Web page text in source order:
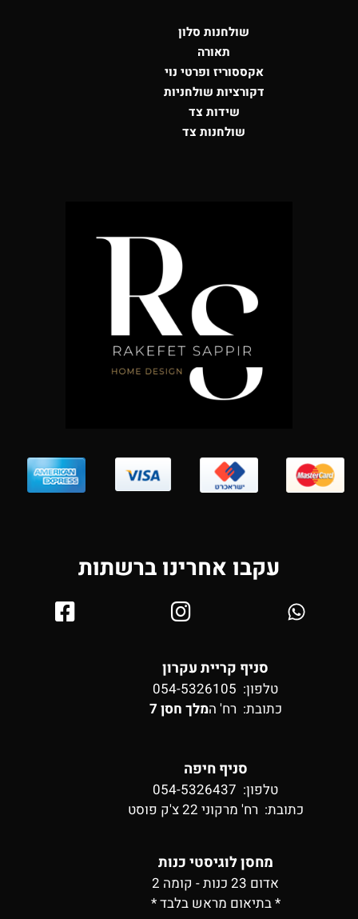
שולחנות סלון
תאורה
אקססוריז ופרטי נוי
דקורציות שולחניות
שידות צד
שולחנות צד
עקבו אחרינו ברשתות
סניף קריית עקרון
טלפון: 054-5326105
כתובת: רח' המלך חסן 7
סניף חיפה
טלפון: 054-5326437
כתובת: רח' מרקוני 22 צ'ק פוסט
מחסן לוגיסטי כנות
אדום 23 כנות - קומה 2
* בתיאום מראש בלבד *